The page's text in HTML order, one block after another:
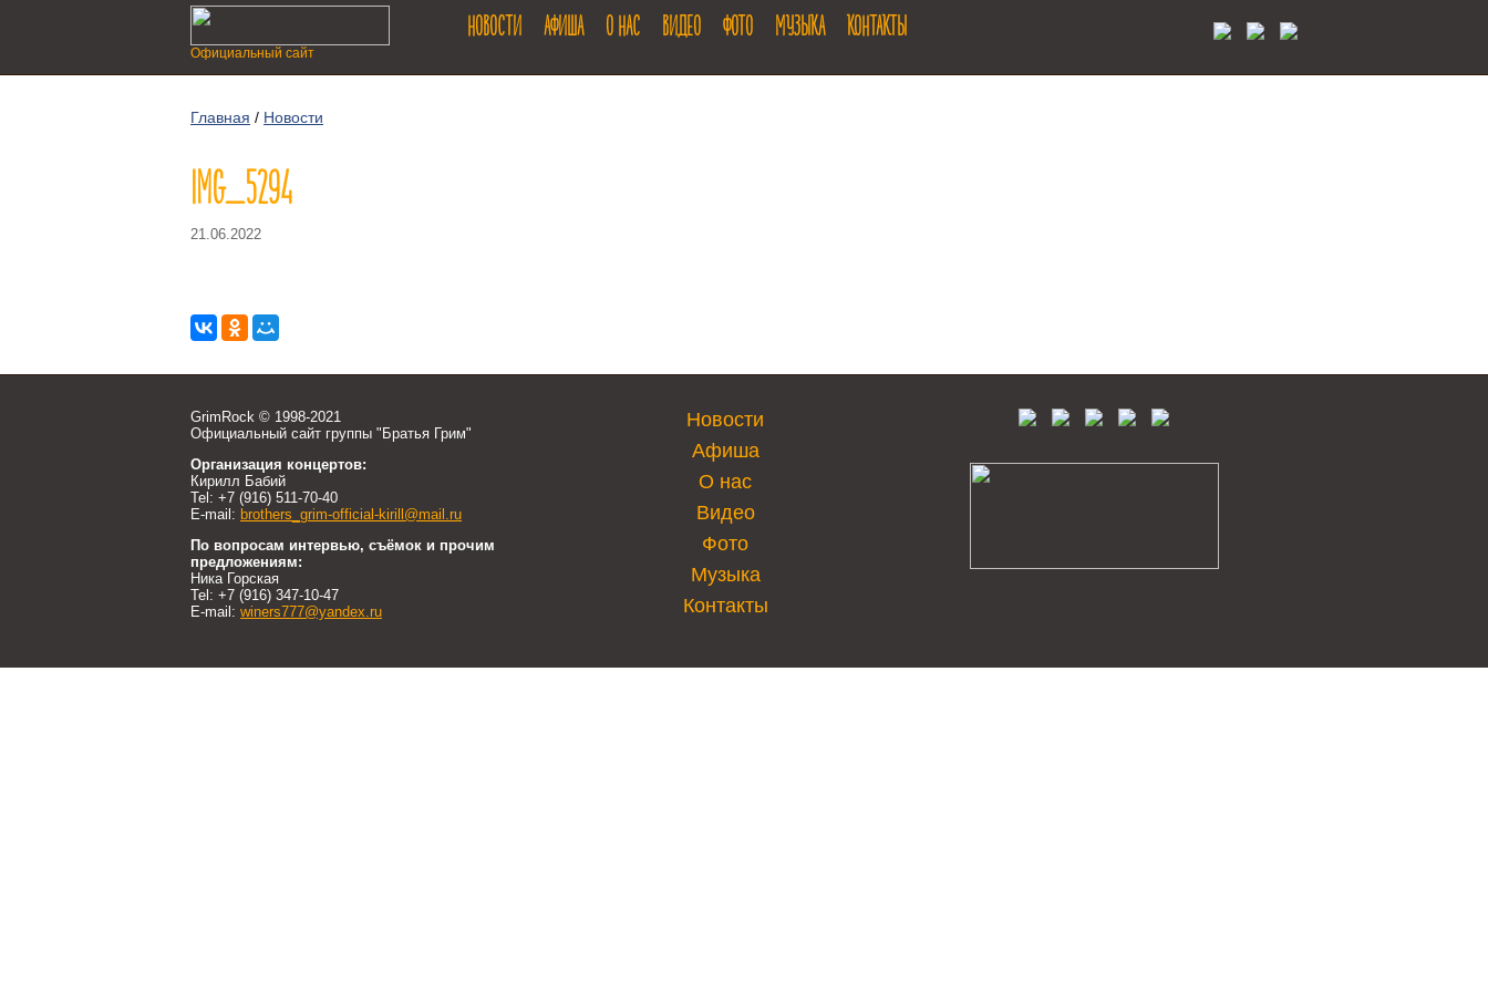
Официальный сайт
НОВОСТИ АФИША О НАС ВИДЕО ФОТО МУЗЫКА КОНТАКТЫ
Главная / Новости
IMG_5294
21.06.2022
GrimRock © 1998-2021
Официальный сайт группы "Братья Грим"
Организация концертов:
Кирилл Бабий
Tel: +7 (916) 511-70-40
E-mail: brothers_grim-official-kirill@mail.ru
По вопросам интервью, съёмок и прочим
предложениям:
Ника Горская
Tel: +7 (916) 347-10-47
E-mail: winers777@yandex.ru
Новости
Афиша
О нас
Видео
Фото
Музыка
Контакты